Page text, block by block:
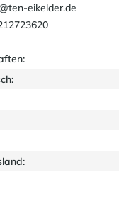
eikelder.de